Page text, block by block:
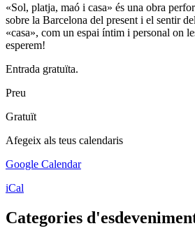
«Sol, platja, maó i casa» és una obra
sobre la Barcelona del present i el sentir
«casa», com un espai íntim i personal on
esperem!
Entrada gratuïta.
Preu
Gratuït
Afegeix als teus calendaris
Google Calendar
iCal
Categories